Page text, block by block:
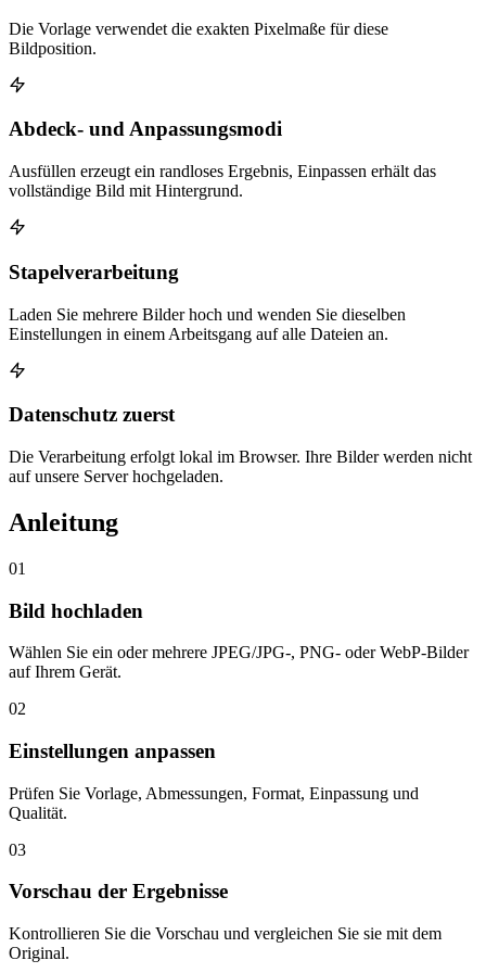
Die Vorlage verwendet die exakten Pixelmaße für diese
Bildposition.
Abdeck- und Anpassungsmodi
Ausfüllen erzeugt ein randloses Ergebnis, Einpassen erhält das
vollständige Bild mit Hintergrund.
Stapelverarbeitung
Laden Sie mehrere Bilder hoch und wenden Sie dieselben
Einstellungen in einem Arbeitsgang auf alle Dateien an.
Datenschutz zuerst
Die Verarbeitung erfolgt lokal im Browser. Ihre Bilder werden nicht
auf unsere Server hochgeladen.
Anleitung
01
Bild hochladen
Wählen Sie ein oder mehrere JPEG/JPG-, PNG- oder WebP-Bilder
auf Ihrem Gerät.
02
Einstellungen anpassen
Prüfen Sie Vorlage, Abmessungen, Format, Einpassung und
Qualität.
03
Vorschau der Ergebnisse
Kontrollieren Sie die Vorschau und vergleichen Sie sie mit dem
Original.